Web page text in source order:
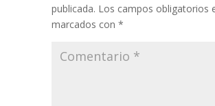
publicada. Los campos obligatorios
marcados con *